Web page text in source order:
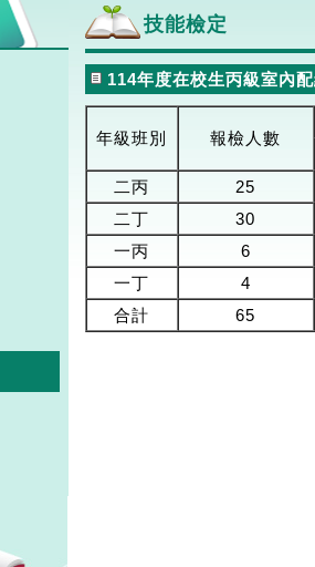
技能檢定
114年度在校生丙級室內
年級班別 報檢人數
二丙
25
二丁
30
一丙
6
一丁
4
合計
65